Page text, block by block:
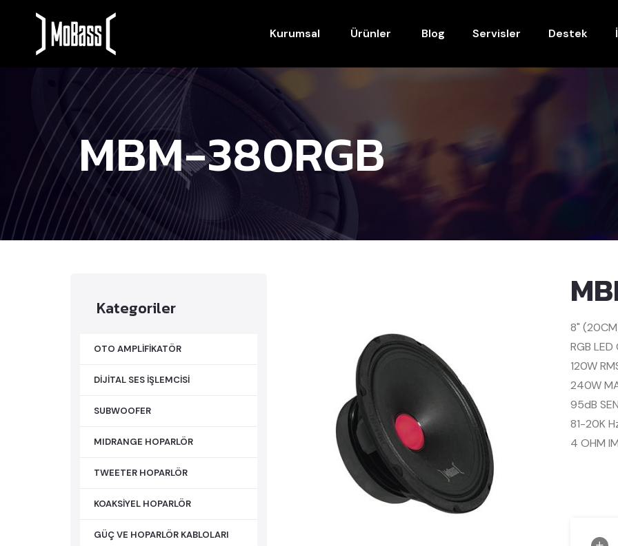
Kurumsal Ürünler Blog Servisler Destek
MBM-380RGB
Kategoriler
OTO AMPLİFİKATÖR
DİJİTAL SES İŞLEMCİSİ
SUBWOOFER
MIDRANGE HOPARLÖR
TWEETER HOPARLÖR
KOAKSİYEL HOPARLÖR
GÜÇ VE HOPARLÖR KABLOLARI
8"
RGB LED
120W
240W
95dB
81-20K
4 OHM